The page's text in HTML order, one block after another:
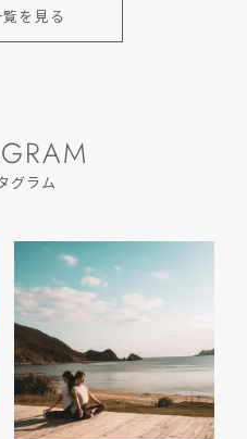
を見る
グラム